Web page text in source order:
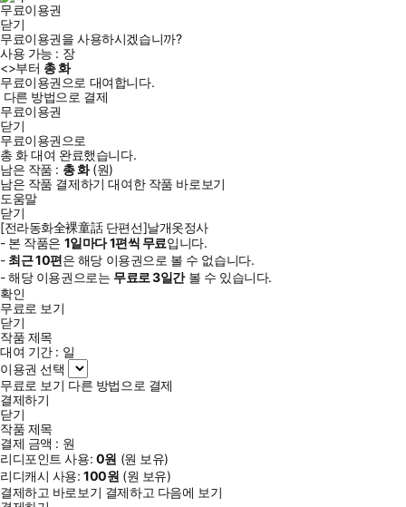
무료이용권
닫기
무료이용권을 사용하시겠습니까?
사용 가능 : 장
<>부터 총화
무료이용권으로 대여합니다.
다른 방법으로 결제
무료이용권
닫기
무료이용권으로
총 화대여 완료했습니다.
남은 작품 : 총화(원)
남은 작품 결제하기 대여한 작품 바로보기
도움말
닫기
[전라동화全裸童話 단편선]날개옷정사
- 본 작품은 1일마다1편씩 무료입니다.
- 최근10편은 해당 이용권으로 볼 수 없습니다.
- 해당 이용권으로는 무료로3일간볼 수 있습니다.
확인
무료로 보기
닫기
작품 제목
대여 기간 : 일
이용권 선택
무료로 보기 다른 방법으로 결제
결제하기
닫기
작품 제목
결제 금액 : 원
리디포인트 사용: 0원 (원 보유)
리디캐시 사용:100원 (원 보유)
결제하고 바로보기 결제하고 다음에 보기